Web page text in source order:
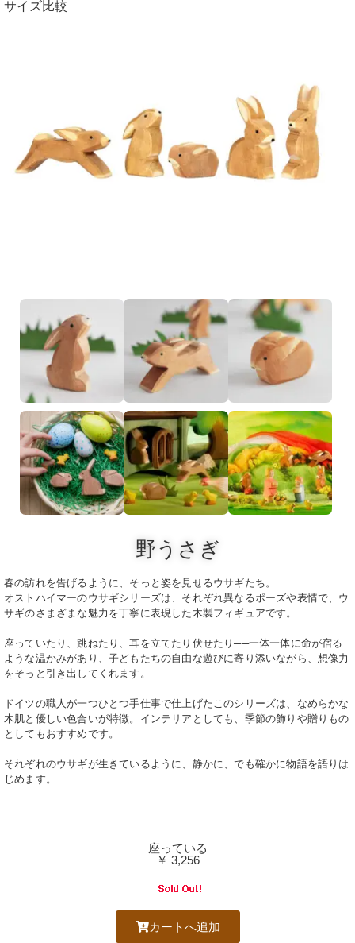
サイズ比較
野うさぎ
春の訪れを告げるように、そっと姿を見せるウサギたち。
オストハイマーのウサギシリーズは、それぞれ異なるポーズや表情で、ウ
サギのさまざまな魅力を丁寧に表現した木製フィギュアです。
座っていたり、跳ねたり、耳を立てたり伏せたり──一体一体に命が宿る
ような温かみがあり、子どもたちの自由な遊びに寄り添いながら、想像力
をそっと引き出してくれます。
ドイツの職人が一つひとつ手仕事で仕上げたこのシリーズは、なめらかな
木肌と優しい色合いが特徴。インテリアとしても、季節の飾りや贈りもの
としてもおすすめです。
それぞれのウサギが生きているように、静かに、でも確かに物語を語りは
じめます。
座っている
￥ 3,256
カートへ追加